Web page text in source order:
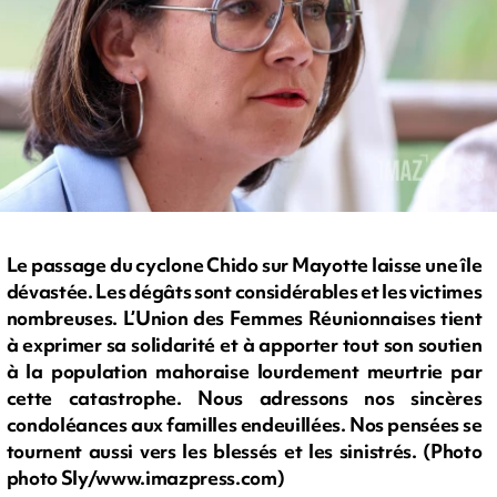
Le passage du cyclone Chido sur Mayotte laisse une île
dévastée. Les dégâts sont considérables et les victimes
nombreuses. L’Union des Femmes Réunionnaises tient
à exprimer sa solidarité et à apporter tout son soutien
à la population mahoraise lourdement meurtrie par
cette catastrophe. Nous adressons nos sincères
condoléances aux familles endeuillées. Nos pensées se
tournent aussi vers les blessés et les sinistrés. (Photo
photo Sly/www.imazpress.com)